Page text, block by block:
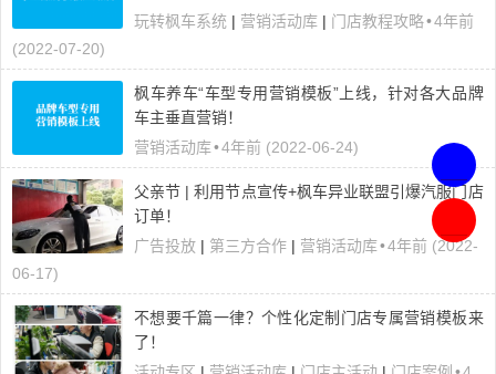
玩转枫车系统 | 营销活动库 | 门店教程攻略•4年前
(2022-07-20)
枫车养车“车型专用营销模板”上线，针对各大品牌
车主垂直营销！
营销活动库•4年前 (2022-06-24)
父亲节 | 利用节点宣传+枫车异业联盟引爆汽服门店
订单！
广告投放 | 第三方合作 | 营销活动库•4年前 (2022-
06-17)
不想要千篇一律？个性化定制门店专属营销模板来
了！
系
在
咨
请
开